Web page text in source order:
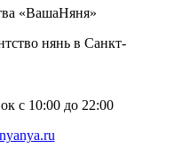
нянь в Санкт-
с 10:00 до 22:00